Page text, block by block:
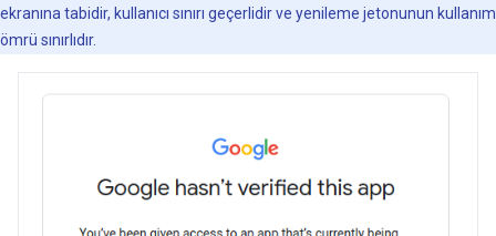
ekranına tabidir, kullanıcı sınırı geçerlidir ve yenileme jetonunun kullanım
ömrü sınırlıdır.